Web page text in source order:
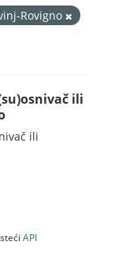
Rovigno
ili
ili
API